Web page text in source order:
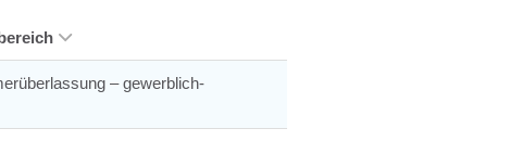
– gewerblich-